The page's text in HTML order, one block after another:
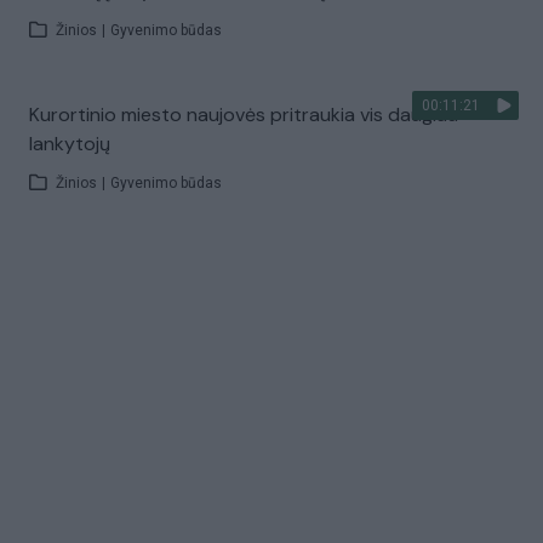
Žinios Gyvenimo būdas
00:11:21
Kurortinio miesto naujovės pritraukia vis daugiau
lankytojų
Žinios Gyvenimo būdas